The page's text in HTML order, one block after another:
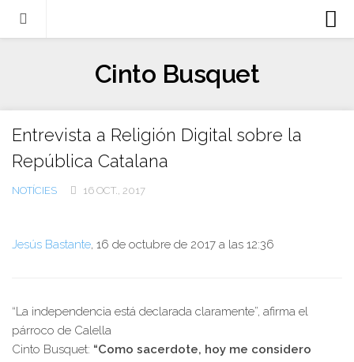
Llibres
Escrits-articles
Notícies
Castellano
Cinto Busquet
Entrevista a Religión Digital sobre la
República Catalana
NOTÍCIES 16 OCT., 2017
Jesús Bastante, 16 de octubre de 2017 a las 12:36
“La independencia está declarada claramente”, afirma el
párroco de Calella
Cinto Busquet: “Como sacerdote, hoy me considero